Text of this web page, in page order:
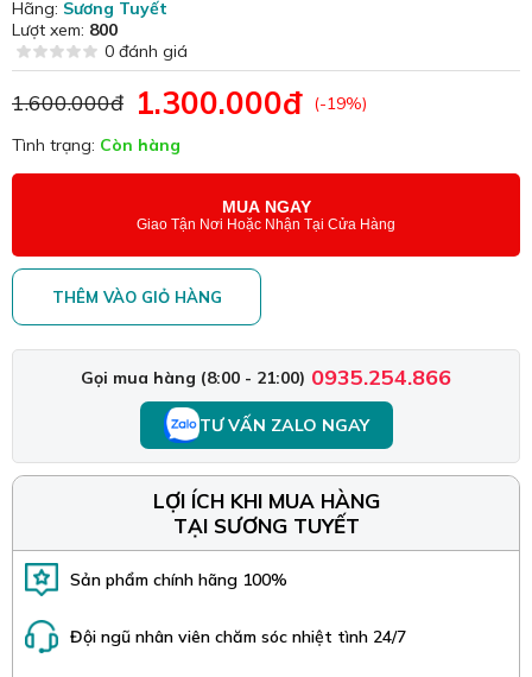
Hãng: Sương Tuyết
Lượt xem: 800
0 đánh giá
1.600.000đ 1.300.000đ
(-19%)
Tình trạng: Còn hàng
MUA NGAY
Giao Tận Nơi Hoặc Nhận Tại Cửa Hàng
THÊM VÀO GIỎ HÀNG
Gọi mua hàng (8:00 - 21:00) 0935.254.866
TƯ VẤN ZALO NGAY
LỢI ÍCH KHI MUA HÀNG
TẠI SƯƠNG TUYẾT
Sản phẩm chính hãng 100%
Đội ngũ nhân viên chăm sóc nhiệt tình 24/7